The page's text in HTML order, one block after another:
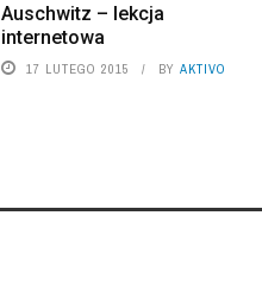
Auschwitz – lekcja
internetowa
17 LUTEGO 2015 BY AKTIVO